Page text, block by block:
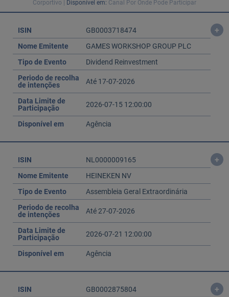
Ajuda Empresas
Aderir ao Caixadirecta Particulares
Aderir ao Caixadirecta Empresas
Links úteis:
Faça download da App Caixadirecta
Recomendações de Segurança
Corportivo |
Disponível em: Canal Por Onde Pode Participar
ISIN GB0003718474 +
Nome Emitente
GAMES WORKSHOP GROUP PLC
Tipo de Evento
Dividend Reinvestment
Periodo de recolha
de intenções
Até 17-07-2026
Data Limite de
Participação
2026-07-15 12:00:00
Disponível em Agência
ISIN NL0000009165 +
Nome Emitente
HEINEKEN NV
Tipo de Evento
Assembleia Geral Extraordinária
Periodo de recolha
de intenções
Até 27-07-2026
Data Limite de
Participação
2026-07-21 12:00:00
Disponível em Agência
ISIN GB0002875804 +